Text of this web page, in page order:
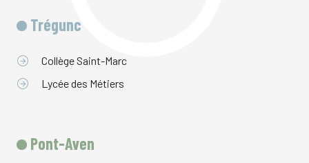
Trégunc
Collège Saint-Marc
Lycée des Métiers
Pont-Aven